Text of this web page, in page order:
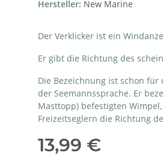
Hersteller: New Marine
Der Verklicker ist ein
Er gibt die Richtung des
Die Bezeichnung ist schon
der Seemannssprache. Er
Masttopp) befestigten
Freizeitseglern die Richtung
13,99 €